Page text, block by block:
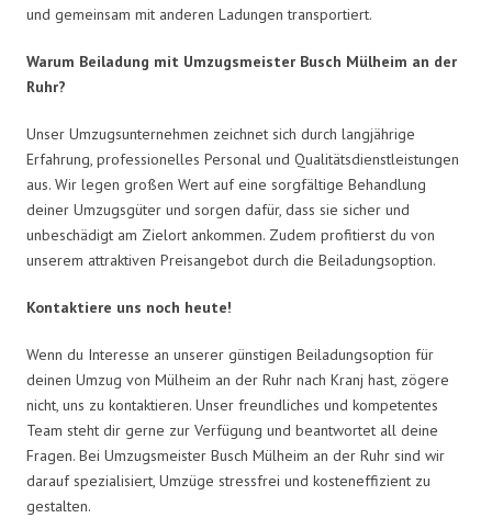
und gemeinsam mit anderen Ladungen transportiert.
Warum Beiladung mit Umzugsmeister Busch Mülheim an der
Ruhr?
Unser Umzugsunternehmen zeichnet sich durch langjährige
Erfahrung, professionelles Personal und Qualitätsdienstleistungen
aus. Wir legen großen Wert auf eine sorgfältige Behandlung
deiner Umzugsgüter und sorgen dafür, dass sie sicher und
unbeschädigt am Zielort ankommen. Zudem profitierst du von
unserem attraktiven Preisangebot durch die Beiladungsoption.
Kontaktiere uns noch heute!
Wenn du Interesse an unserer günstigen Beiladungsoption für
deinen Umzug von Mülheim an der Ruhr nach Kranj hast, zögere
nicht, uns zu kontaktieren. Unser freundliches und kompetentes
Team steht dir gerne zur Verfügung und beantwortet all deine
Fragen. Bei Umzugsmeister Busch Mülheim an der Ruhr sind wir
darauf spezialisiert, Umzüge stressfrei und kosteneffizient zu
gestalten.